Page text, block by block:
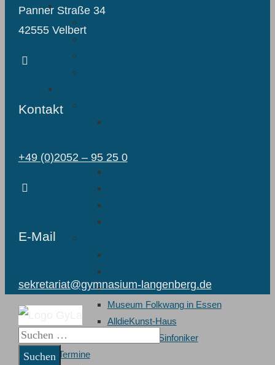
Alltag
Theater-AG
Tanzschule im Bürgerhaus
Museum Folkwang in Essen
AlldieKunst-Haus
Wuppertaler Sinfoniker
Termine
Panner Straße 34
42555 Velbert
Kontakt
+49 (0)2052 – 95 25 0
E-Mail
sekretariat@gymnasium-langenberg.de
Suchen
nach: